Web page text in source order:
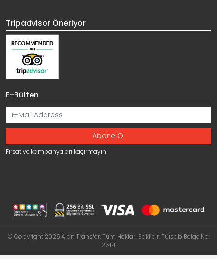
Tripadvisor Öneriyor
E-Bülten
Fırsat ve kampanyaları kaçırmayın!
© Copyright 2026 Alan Transfer. Tüm Hakları Saklıdır. Türsab Belge No:
2744